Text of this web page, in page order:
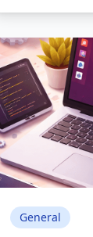
целостной
сервисами
General